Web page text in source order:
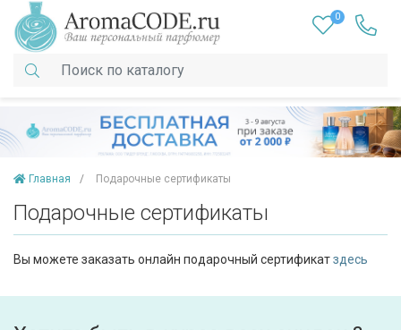
0
Главная Подарочные сертификаты
Подарочные сертификаты
Вы можете заказать онлайн подарочный сертификатздесь